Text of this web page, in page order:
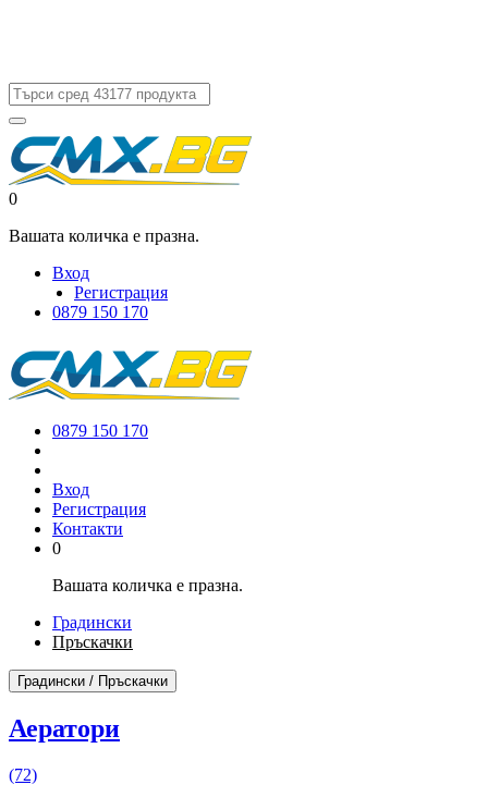
0
Вашата количка е празна.
Вход
Регистрация
0879 150 170
0879 150 170
Вход
Регистрация
Контакти
0
Вашата количка е празна.
Градински
Пръскачки
Градински / Пръскачки
Аератори
(72)